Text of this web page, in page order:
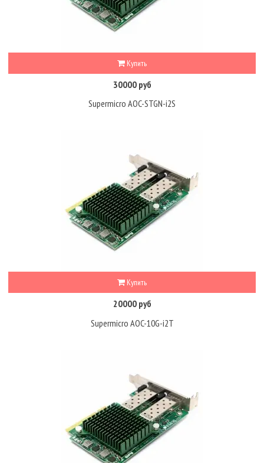
Купить
30000 руб
Supermicro AOC-STGN-i2S
Купить
20000 руб
Supermicro AOC-10G-i2T